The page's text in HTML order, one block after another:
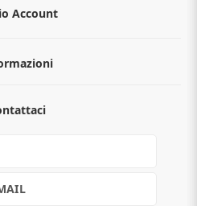
Account
all'acquisto